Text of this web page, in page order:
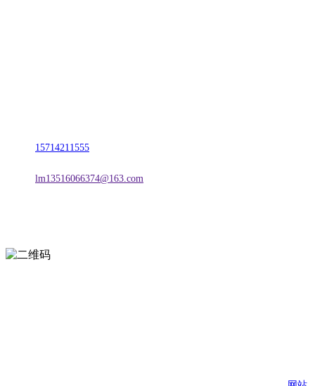
15714211555
lm13516066374@163.com